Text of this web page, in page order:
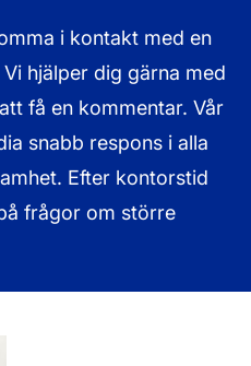
i kontakt med en
hjälper dig gärna med
få en kommentar. Vår
snabb respons i alla
Efter kontorstid
frågor om större